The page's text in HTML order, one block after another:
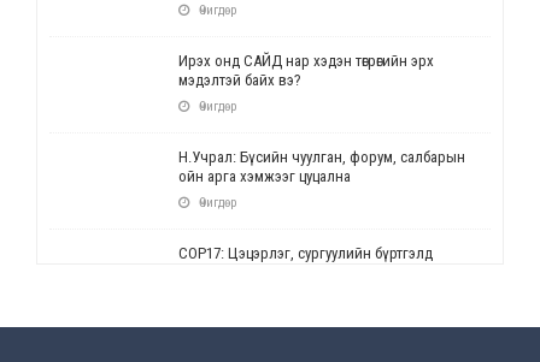
Өчигдөр
Ирэх онд САЙД нар хэдэн төгрөгийн эрх
мэдэлтэй байх вэ?
Өчигдөр
Н.Учрал: Бүсийн чуулган, форум, салбарын
ойн арга хэмжээг цуцална
Өчигдөр
СОР17: Цэцэрлэг, сургуулийн бүртгэлд